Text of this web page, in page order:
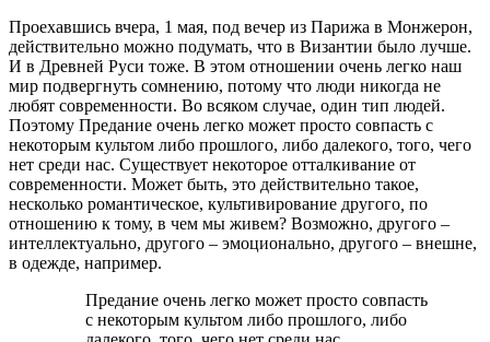
Проехавшись вчера, 1 мая, под вечер из Парижа в Монжерон,
действительно можно подумать, что в Византии было лучше.
И в Древней Руси тоже. В этом отношении очень легко наш
мир подвергнуть сомнению, потому что люди никогда не
любят современности. Во всяком случае, один тип людей.
Поэтому Предание очень легко может просто совпасть с
некоторым культом либо прошлого, либо далекого, того, чего
нет среди нас. Существует некоторое отталкивание от
современности. Может быть, это действительно такое,
несколько романтическое, культивирование другого по
отношению к тому, в чем мы живем? Возможно, другого –
интеллектуально, другого – эмоционально, другого – внешне,
в одежде, например.
Предание очень легко может просто совпасть
с некоторым культом либо прошлого, либо